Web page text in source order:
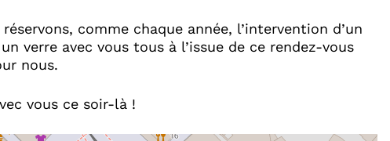
comme chaque année, l’intervention d’un
verre avec vous tous à l’issue de ce rendez-vous
nous.
vous ce soir-là !